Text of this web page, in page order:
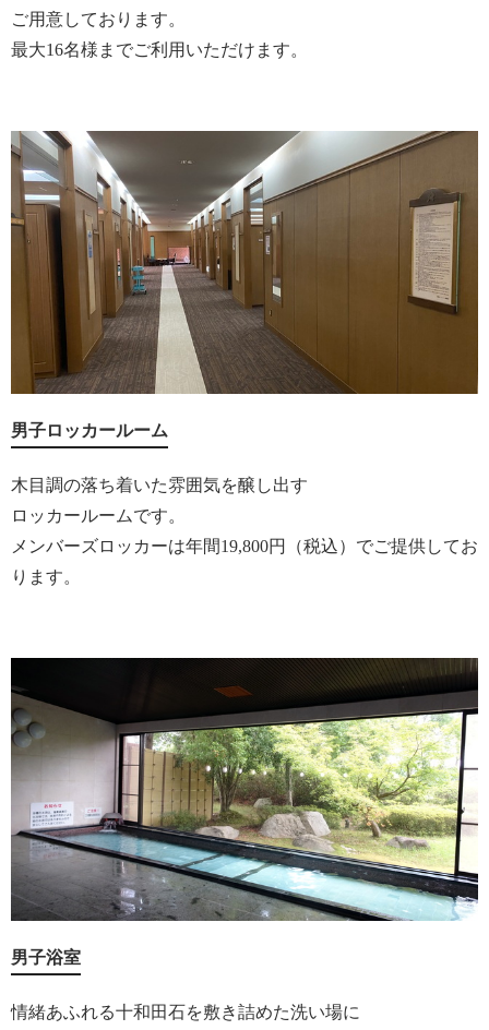
ご用意しております。
最大16名様までご利用いただけます。
男子ロッカールーム
木目調の落ち着いた雰囲気を醸し出す
ロッカールームです。
メンバーズロッカーは年間19,800円（税込）でご提供してお
ります。
男子浴室
情緒あふれる十和田石を敷き詰めた洗い場に